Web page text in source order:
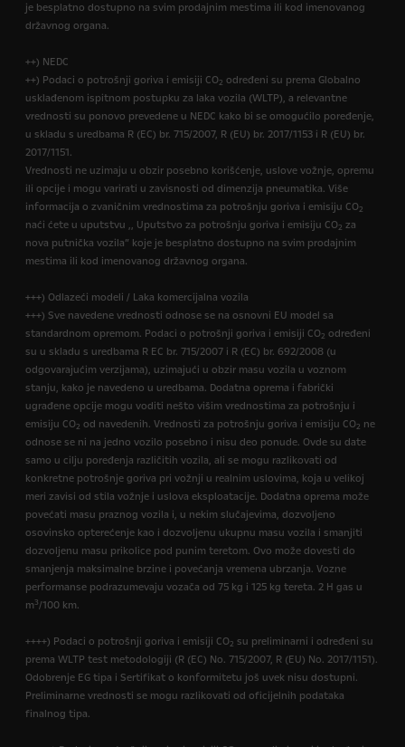
je besplatno dostupno na svim prodajnim mestima ili kod imenovanog
državnog organa.
++) NEDC
++) Podaci o potrošnji goriva i emisiji CO2 određeni su prema Globalno
usklađenom ispitnom postupku za laka vozila (WLTP), a relevantne
vrednosti su ponovo prevedene u NEDC kako bi se omogućilo poređenje,
u skladu s uredbama R (EC) br. 715/2007, R (EU) br. 2017/1153 i R (EU) br.
2017/1151.
Vrednosti ne uzimaju u obzir posebno korišćenje, uslove vožnje, opremu
ili opcije i mogu varirati u zavisnosti od dimenzija pneumatika. Više
informacija o zvaničnim vrednostima za potrošnju goriva i emisiju CO2
naći ćete u uputstvu ,, Uputstvo za potrošnju goriva i emisiju CO2 za
nova putnička vozila” koje je besplatno dostupno na svim prodajnim
mestima ili kod imenovanog državnog organa.
+++) Odlazeći modeli / Laka komercijalna vozila
+++) Sve navedene vrednosti odnose se na osnovni EU model sa
standardnom opremom. Podaci o potrošnji goriva i emisiji CO2 određeni
su u skladu s uredbama R EC br. 715/2007 i R (EC) br. 692/2008 (u
odgovarajućim verzijama), uzimajući u obzir masu vozila u voznom
stanju, kako je navedeno u uredbama. Dodatna oprema i fabrički
ugrađene opcije mogu voditi nešto višim vrednostima za potrošnju i
emisiju CO2 od navedenih. Vrednosti za potrošnju goriva i emisiju CO2 ne
odnose se ni na jedno vozilo posebno i nisu deo ponude. Ovde su date
samo u cilju poređenja različitih vozila, ali se mogu razlikovati od
konkretne potrošnje goriva pri vožnji u realnim uslovima, koja u velikoj
meri zavisi od stila vožnje i uslova eksploatacije. Dodatna oprema može
povećati masu praznog vozila i, u nekim slučajevima, dozvoljeno
osovinsko opterećenje kao i dozvoljenu ukupnu masu vozila i smanjiti
dozvoljenu masu prikolice pod punim teretom. Ovo može dovesti do
smanjenja maksimalne brzine i povećanja vremena ubrzanja. Vozne
performanse podrazumevaju vozača od 75 kg i 125 kg tereta. 2 H gas u
m3/100 km.
++++) Podaci o potrošnji goriva i emisiji CO2 su preliminarni i određeni su
prema WLTP test metodologiji (R (EC) No. 715/2007, R (EU) No. 2017/1151).
Odobrenje EG tipa i Sertifikat o konformitetu još uvek nisu dostupni.
Preliminarne vrednosti se mogu razlikovati od oficijelnih podataka
finalnog tipa.